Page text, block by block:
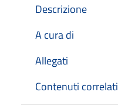
Descrizione
A cura di
Allegati
Contenuti correlati